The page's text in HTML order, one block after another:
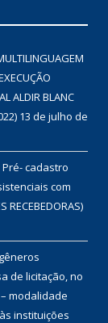
ALDIR BLANC
13 de julho de
cadastro
com
de licitação, no
modalidade
instituições